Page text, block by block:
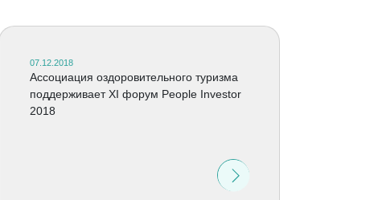
07.12.2018
Ассоциация оздоровительного туризма
поддерживает XI форум People Investor
2018